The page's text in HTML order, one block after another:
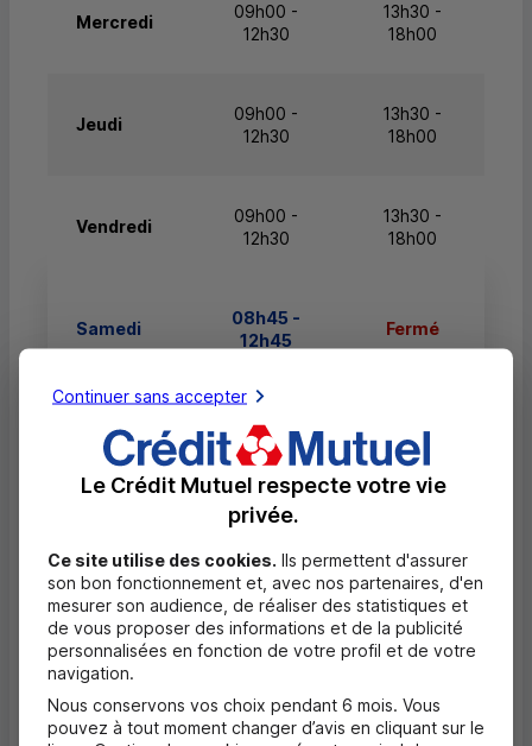
Mercredi
09h00 -
12h30
13h30 -
18h00
Jeudi
09h00 -
12h30
13h30 -
18h00
Vendredi
09h00 -
12h30
13h30 -
18h00
Samedi
08h45 -
12h45
Fermé
Fermé
Masquer
Questions fréquentes
Quels documents sont nécessaires à
l'ouverture d'un compte pour un majeur ?
Où trouver les numéros d'urgence ?
Continuer sans accepter
Le Crédit Mutuel respecte votre vie
privée.
Ce site utilise des cookies. Ils permettent d'assurer
son bon fonctionnement et, avec nos partenaires, d'en
mesurer son audience, de réaliser des statistiques et
de vous proposer des informations et de la publicité
personnalisées en fonction de votre profil et de votre
navigation.
Nous conservons vos choix pendant 6 mois. Vous
pouvez à tout moment changer d’avis en cliquant sur le